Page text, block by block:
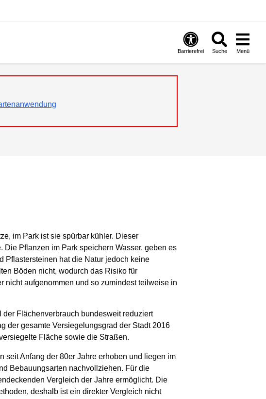
Barrierefrei Suche Menü
im Park ist sie spürbar kühler. Dieser
Pflanzen im Park speichern Wasser, geben es
Pflastersteinen hat die Natur jedoch keine
Böden nicht, wodurch das Risiko für
nicht aufgenommen und so zumindest teilweise in
Flächenverbrauch bundesweit reduziert
der gesamte Versiegelungsgrad der Stadt 2016
Fläche sowie die Straßen.
seit Anfang der 80er Jahre erhoben und liegen im
Bebauungsarten nachvollziehen. Für die
Vergleich der Jahre ermöglicht. Die
deshalb ist ein direkter Vergleich nicht